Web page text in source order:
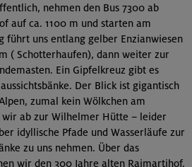
nehmen den Bus 7300 ab
auf ca. 1100 m und starten am
führt uns entlang gelber Enzianwiesen
( Schotterhaufen), dann weiter zur
Ein Gipfelkreuz gibt es
Der Blick ist gigantisch
zumal kein Wölkchen am
ab zur Wilhelmer Hütte – leider
idyllische Pfade und Wasserläufe zur
zu uns nehmen. Über das
wir den 300 Jahre alten Raimartihof.